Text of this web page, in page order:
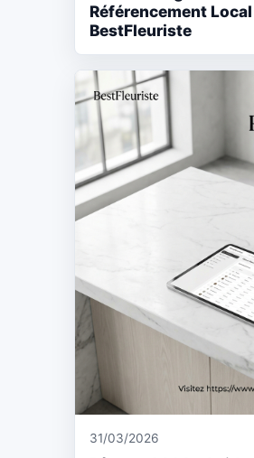
Référencement
BestFleuriste
31/03/2026